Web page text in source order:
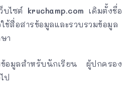
บไซต์ kruchamp.com เดิมตั้งชื่อ
ใช้สื่อสารข้อมูลและรวบรวมข้อมูล
า
ข้อมูลสำหรับนักเรียน ผู้ปกครอง
ป